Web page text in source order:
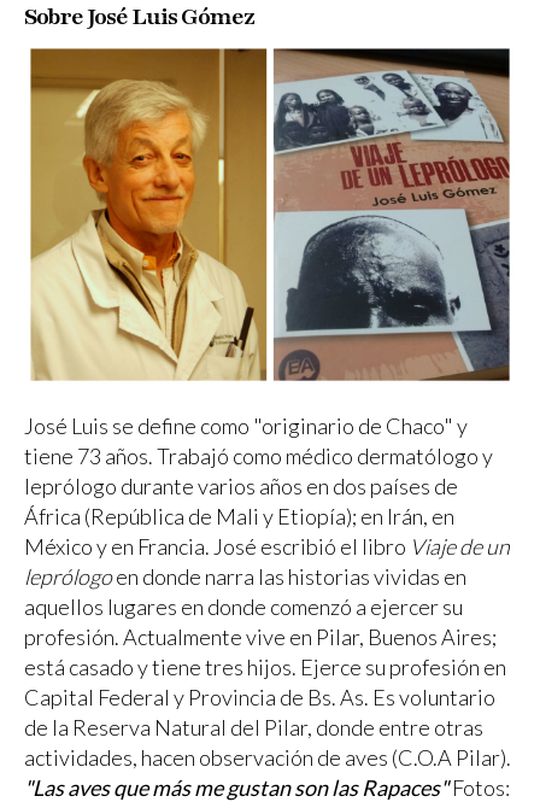
Sobre José Luis Gómez
José Luis se define como "originario de Chaco" y
tiene 73 años. Trabajó como médico dermatólogo y
leprólogo durante varios años en dos países de
África (República de Mali y Etiopía); en Irán, en
México y en Francia. José escribió el libro Viaje de un
leprólogoen donde narra las historias vividas en
aquellos lugares en donde comenzó a ejercer su
profesión. Actualmente vive en Pilar, Buenos Aires;
está casado y tiene tres hijos. Ejerce su profesión en
Capital Federal y Provincia de Bs. As. Es voluntario
de la Reserva Natural del Pilar, donde entre otras
actividades, hacen observación de aves (C.O.A Pilar).
"Las aves que más me gustan son las Rapaces"Fotos: